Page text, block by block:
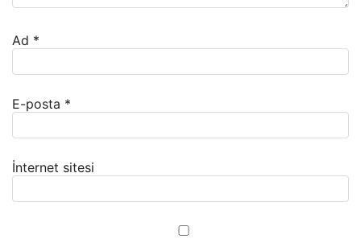
Ad *
E-posta *
İnternet sitesi